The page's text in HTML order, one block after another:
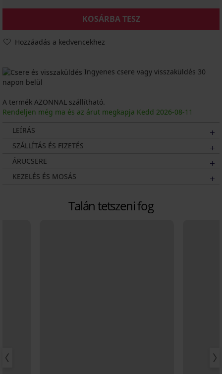
KOSÁRBA TESZ
Hozzáadás a kedvencekhez
Ingyenes csere vagy visszaküldés 30
napon belül
A termék AZONNAL szállítható.
Rendeljen még ma és az árut megkapja Kedd 2026-08-11
LEÍRÁS
SZÁLLÍTÁS ÉS FIZETÉS
ÁRUCSERE
KEZELÉS ÉS MOSÁS
Talán tetszeni fog